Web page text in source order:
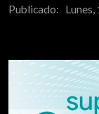
Publicado: Lunes,